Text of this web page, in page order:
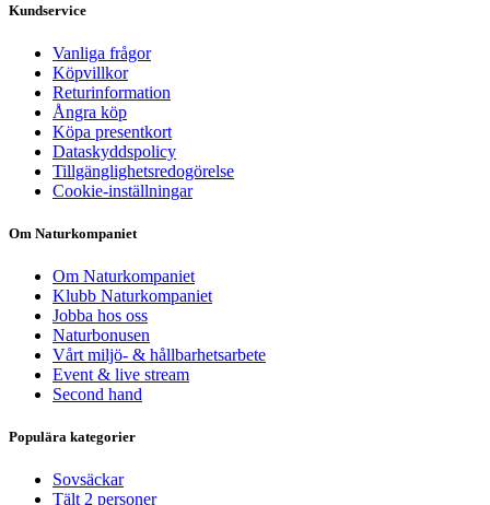
Kundservice
Vanliga frågor
Köpvillkor
Returinformation
Ångra köp
Köpa presentkort
Dataskyddspolicy
Tillgänglighetsredogörelse
Cookie-inställningar
Om Naturkompaniet
Om Naturkompaniet
Klubb Naturkompaniet
Jobba hos oss
Naturbonusen
Vårt miljö- & hållbarhetsarbete
Event & live stream
Second hand
Populära kategorier
Sovsäckar
Tält 2 personer